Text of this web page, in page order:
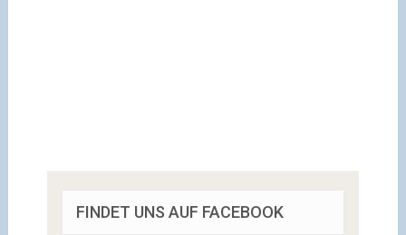
FINDET UNS AUF FACEBOOK